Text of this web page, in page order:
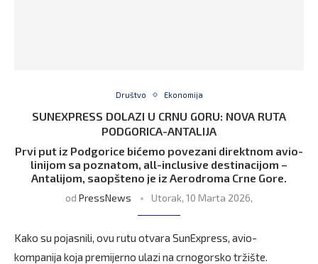
Društvo Ekonomija
SUNEXPRESS DOLAZI U CRNU GORU: NOVA RUTA
PODGORICA-ANTALIJA
Prvi put iz Podgorice bićemo povezani direktnom avio-
linijom sa poznatom, all-inclusive destinacijom –
Antalijom, saopšteno je iz Aerodroma Crne Gore.
od PressNews Utorak, 10 Marta 2026,
Kako su pojasnili, ovu rutu otvara SunExpress, avio-
kompanija koja premijerno ulazi na crnogorsko tržište.